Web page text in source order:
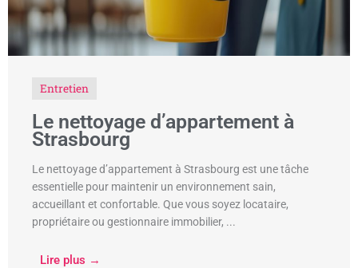
Entretien
Le nettoyage d’appartement à
Strasbourg
Le nettoyage d’appartement à Strasbourg est une tâche
essentielle pour maintenir un environnement sain,
accueillant et confortable. Que vous soyez locataire,
propriétaire ou gestionnaire immobilier, ...
Lire plus →